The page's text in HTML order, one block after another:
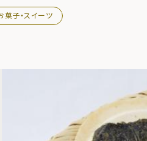
菓子・スイーツ